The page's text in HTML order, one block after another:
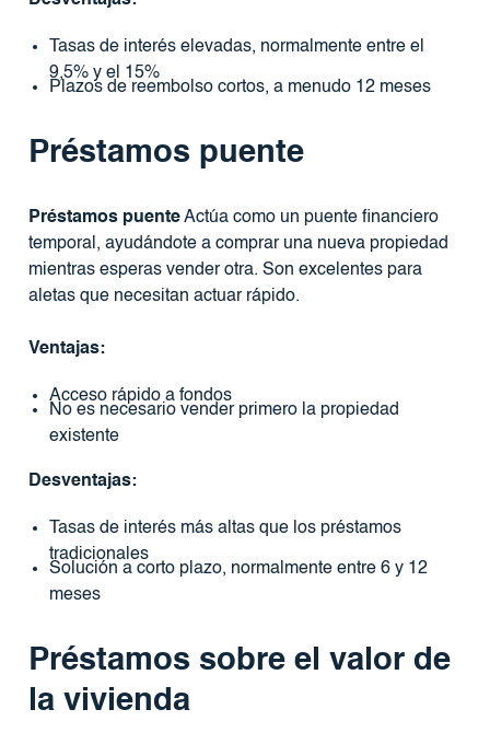
Tasas de interés elevadas, normalmente entre el
9,5% y el 15%
Plazos de reembolso cortos, a menudo 12 meses
Préstamos puente
Préstamos puenteActúa como un puente financiero
temporal, ayudándote a comprar una nueva propiedad
mientras esperas vender otra. Son excelentes para
aletas que necesitan actuar rápido.
Ventajas:
Acceso rápido a fondos
No es necesario vender primero la propiedad
existente
Desventajas:
Tasas de interés más altas que los préstamos
tradicionales
Solución a corto plazo, normalmente entre 6 y 12
meses
Préstamos sobre el valor de
la vivienda